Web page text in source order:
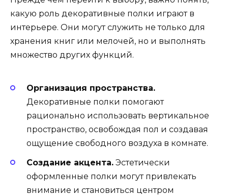
какую роль декоративные полки играют в
интерьере. Они могут служить не только для
хранения книг или мелочей, но и выполнять
множество других функций.
Организация пространства.
Декоративные полки помогают
рационально использовать вертикальное
пространство, освобождая пол и создавая
ощущение свободного воздуха в комнате.
Создание акцента. Эстетически
оформленные полки могут привлекать
внимание и становиться центром